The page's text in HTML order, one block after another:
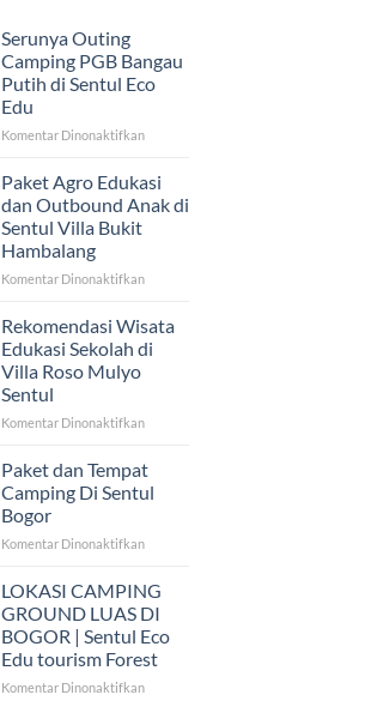
Serunya Outing
Camping PGB Bangau
Putih di Sentul Eco
Edu
Komentar Dinonaktifkanpada
Outing
PGB
di
Eco
Edu
Paket Agro Edukasi
dan Outbound Anak di
Sentul Villa Bukit
Hambalang
Komentar Dinonaktifkanpada
Agro
dan
di
Villa
Bukit
Hambalang
Rekomendasi Wisata
Edukasi Sekolah di
Villa Roso Mulyo
Sentul
Komentar Dinonaktifkanpada
Wisata
Sekolah
Villa
Mulyo
Sentul
Paket dan Tempat
Camping Di Sentul
Bogor
Komentar Dinonaktifkanpada
dan
Camping
Di
Sentul
Bogor
LOKASI CAMPING
GROUND LUAS DI
BOGOR | Sentul Eco
Edu tourism Forest
Komentar Dinonaktifkanpada